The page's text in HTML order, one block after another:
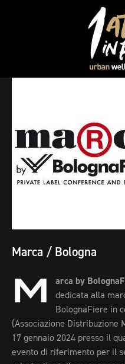
Marca / Bologna
M arca by
dedicata alla
BolognaFiere in
(Associazione Distribuzione
17 gennaio 2024 presso il
evento di riferimento per il